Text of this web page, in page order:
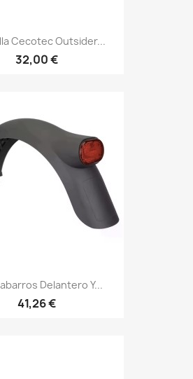
Cecotec Outsider...
32,00 €
Delantero Y...
41,26 €